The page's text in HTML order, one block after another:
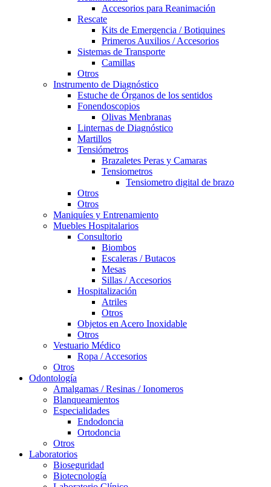
Accesorios para Reanimación
Rescate
Kits de Emergencia / Botiquines
Primeros Auxilios / Accesorios
Sistemas de Transporte
Camillas
Otros
Instrumento de Diagnóstico
Estuche de Órganos de los sentidos
Fonendoscopios
Olivas Menbranas
Linternas de Diagnóstico
Martillos
Tensiómetros
Brazaletes Peras y Camaras
Tensiometros
Tensiometro digital de brazo
Otros
Otros
Maniquíes y Entrenamiento
Muebles Hospitalarios
Consultorio
Biombos
Escaleras / Butacos
Mesas
Sillas / Accesorios
Hospitalización
Atriles
Otros
Objetos en Acero Inoxidable
Otros
Vestuario Médico
Ropa / Accesorios
Otros
Odontología
Amalgamas / Resinas / Ionomeros
Blanqueamientos
Especialidades
Endodoncia
Ortodoncia
Otros
Laboratorios
Bioseguridad
Biotecnología